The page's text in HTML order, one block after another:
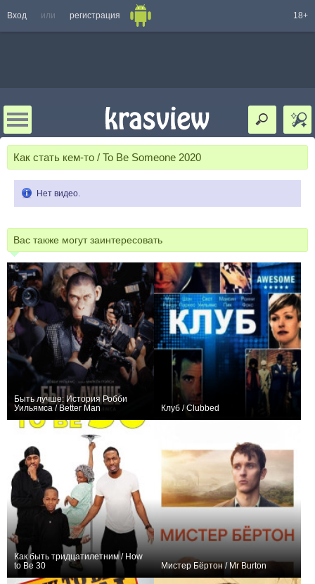
Вход или регистрация 18+
Как стать кем-то / To Be Someone 2020
Нет видео.
Вас также могут заинтересовать
Быть лучше: История Робби
Уильямса / Better Man
Клуб / Clubbed
Как быть тридцатилетним / How
to Be 30
Мистер Бёртон / Mr Burton